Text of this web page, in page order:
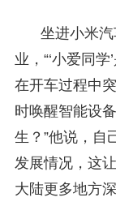
坐进小米
业，“‘小爱同
在开车过程中
时唤醒智能设
生？”他说，自
发展情况，这
大陆更多地方深